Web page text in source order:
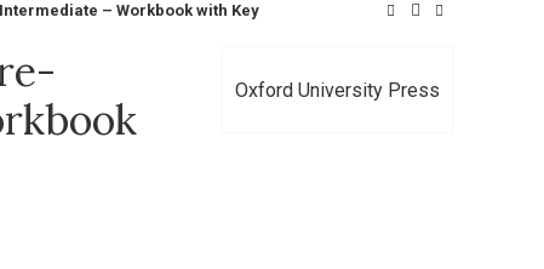
– Workbook with Key
Oxford University Press